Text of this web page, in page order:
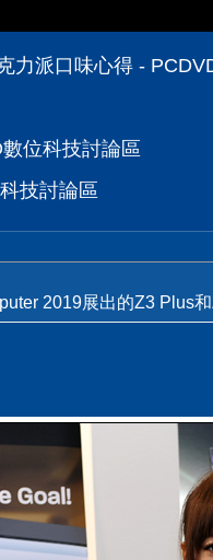
派口味心得 -
位科技討論區
技討論區
2019展出的Z3 Plus